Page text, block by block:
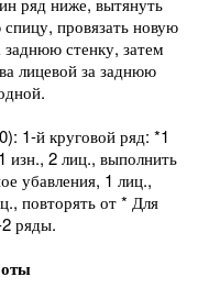
провязать новую
заднюю стенку, затем
лицевой за заднюю
1-й круговой ряд: *1
изн., 2 лиц., выполнить
убавления, 1 лиц.,
повторять от * Для
ряды.